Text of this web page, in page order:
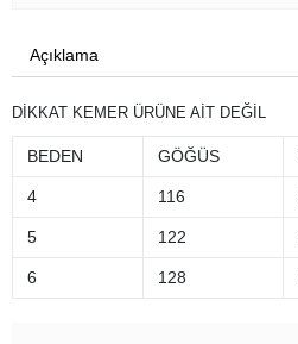
Açıklama
DİKKAT KEMER ÜRÜNE AİT DEĞİL
BEDEN GÖĞÜS
4 116
5 122
6 128